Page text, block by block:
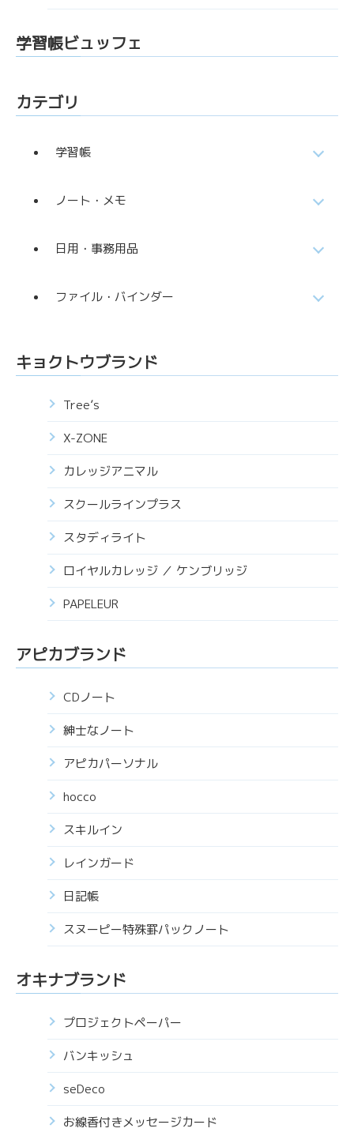
学習帳ビュッフェ
カテゴリ
学習帳
ノート・メモ
日用・事務用品
ファイル・バインダー
キョクトウブランド
Tree’s
X-ZONE
カレッジアニマル
スクールラインプラス
スタディライト
ロイヤルカレッジ ／ ケンブリッジ
PAPELEUR
アピカブランド
CDノート
紳士なノート
アピカパーソナル
hocco
スキルイン
レインガード
日記帳
スヌーピー特殊罫パックノート
オキナブランド
プロジェクトペーパー
バンキッシュ
seDeco
お線香付きメッセージカード